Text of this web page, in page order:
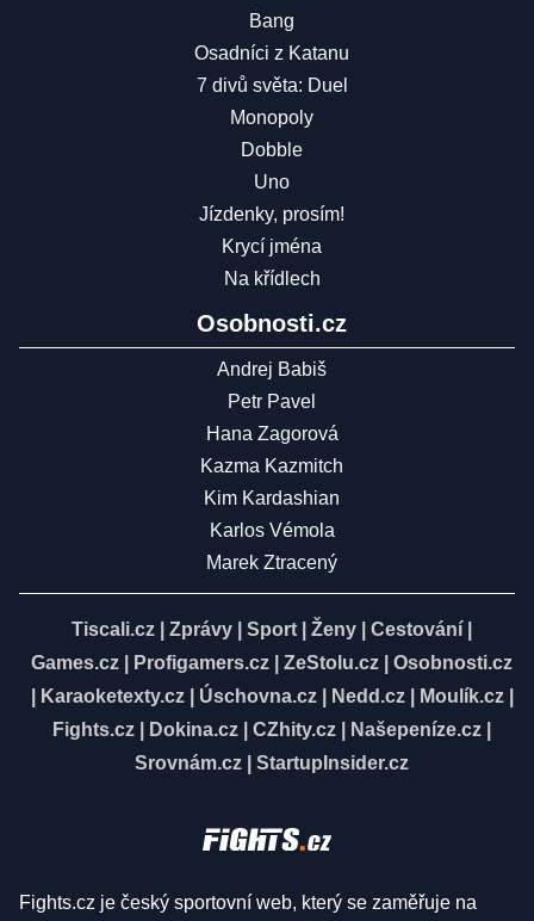
Bang
Osadníci z Katanu
7 divů světa: Duel
Monopoly
Dobble
Uno
Jízdenky, prosím!
Krycí jména
Na křídlech
Osobnosti.cz
Andrej Babiš
Petr Pavel
Hana Zagorová
Kazma Kazmitch
Kim Kardashian
Karlos Vémola
Marek Ztracený
Tiscali.cz Zprávy Sport Ženy Cestování
Games.cz
Profigamers.cz ZeStolu.cz
Osobnosti.cz
Karaoketexty.cz| Úschovna.cz| Nedd.cz| Moulík.cz|
Fights.cz
Dokina.cz CZhity.cz Našepeníze.cz
Srovnám.cz
StartupInsider.cz
Fights.cz je český sportovní web, který se zaměřuje na